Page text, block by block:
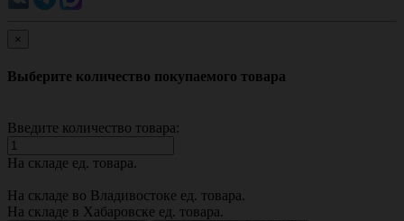
×
Выберите количество покупаемого товара
Введите количество товара:
На складе ед. товара.
На складе во Владивостоке ед. товара.
На складе в Хабаровске ед. товара.